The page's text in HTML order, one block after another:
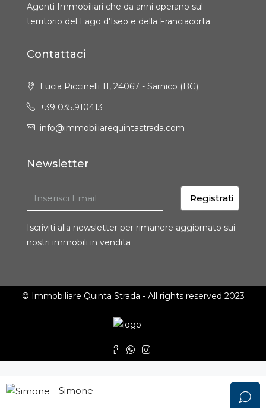
Agenti Immobiliari che da anni operano sul
territorio del Lago d'Iseo e della Franciacorta.
Contattaci
Lucia Piccinelli 11, 24067 - Sarnico (BG)
+39 035.910413
info@immobiliarequintastrada.com
Newsletter
Registrati
Iscriviti alla newsletter per rimanere aggiornato sui
nostri immobili in vendita
© Immobiliare Quinta Strada - All rights reserved 2023
Simone